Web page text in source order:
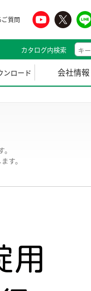
ご質問
カタログ内検索
ンロード 会社情報
す。